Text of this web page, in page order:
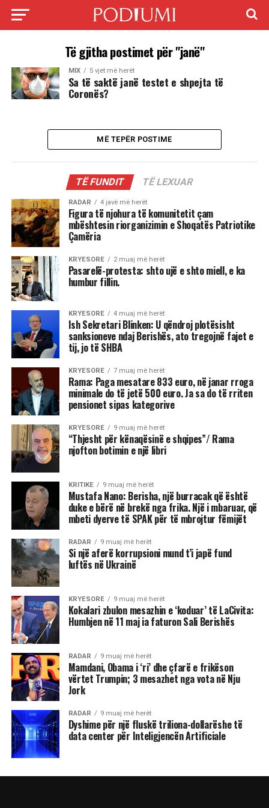
Të gjitha postimet për "janë"
MIX 5 vjet më herët
Sa të saktë janë testet e shpejta të
Coronës?
MË TEPËR POSTIME
TË FUNDIT TË LEXUAR
RADAR 4 javë më herët
Figura të njohura të komunitetit çam
mbështesin riorganizimin e Shoqatës Patriotike
Çamëria
KRYESORE 2 muaj më herët
Pasarelë-protesta: shto ujë e shto miell, e ka
humbur fillin.
KRYESORE 4 muaj më herët
Ish Sekretari Blinken: U qëndroj plotësisht
sanksioneve ndaj Berishës, ato tregojnë fajet e
tij, jo të SHBA
KRYESORE 7 muaj më herët
Rama: Paga mesatare 833 euro, në janar rroga
minimale do të jetë 500 euro. Ja sa do të rriten
pensionet sipas kategorive
KRYESORE 9 muaj më herët
“Thjesht për kënaqësinë e shqipes”/ Rama
njofton botimin e një libri
KRITIKE 9 muaj më herët
Mustafa Nano: Berisha, një burracak që është
duke e bërë në brekë nga frika. Një i mbaruar, që
mbeti dyerve të SPAK për të mbrojtur fëmijët
RADAR 9 muaj më herët
Si një aferë korrupsioni mund t’i japë fund
luftës në Ukrainë
KRYESORE 9 muaj më herët
Kokalari zbulon mesazhin e ‘koduar’ të LaCivita:
Humbjen në 11 maj ia faturon Sali Berishës
RADAR 9 muaj më herët
Mamdani, Obama i ‘ri’ dhe çfarë e frikëson
vërtet Trumpin; 3 mesazhet nga vota në Nju
Jork
RADAR 9 muaj më herët
Dyshime për një fluskë triliona-dollarëshe të
data center për Inteligjencën Artificiale